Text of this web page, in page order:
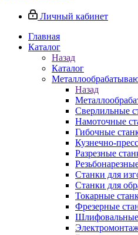
Личный кабинет
Главная
Каталог
Назад
Каталог
Назад
Сверлильные
Намоточные
Гибочные
Кузнечно-
Разрезные
Станки для
Станки для
Токарные
Фрезерные
Шлифовальные